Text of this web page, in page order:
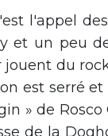
l'appel
et un peu
du
est serré
» de
de la